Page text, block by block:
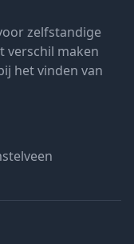
zelfstandige
verschil maken
het vinden van